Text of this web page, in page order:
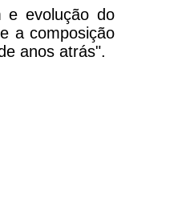
e evolução do
a composição
anos atrás".